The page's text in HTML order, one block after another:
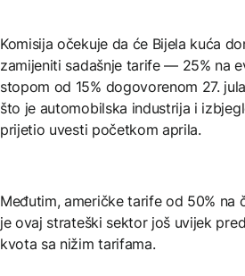
Komisija očekuje da će Bijela kuća
zamijeniti sadašnje tarife — 25% na
stopom od 15% dogovorenom 27.
što je automobilska industrija i
prijetio uvesti početkom aprila.
Međutim, američke tarife od 50% na
je ovaj strateški sektor još uvijek
kvota sa nižim tarifama.